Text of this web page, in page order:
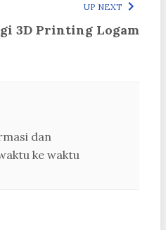
UP NEXT
3D Printing Logam
dan
ke waktu